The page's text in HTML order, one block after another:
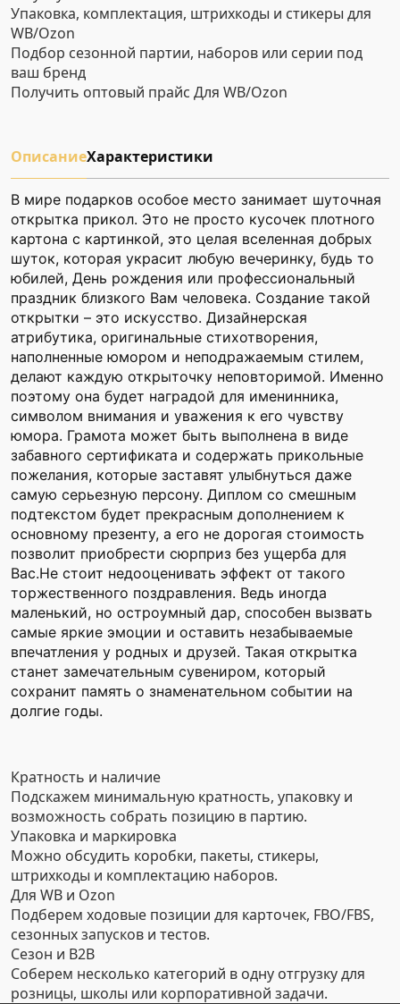
Упаковка, комплектация, штрихкоды и стикеры для
WB/Ozon
Подбор сезонной партии, наборов или серии под
ваш бренд
Получить оптовый прайс Для WB/Ozon
ОписаниеХарактеристики
В мире подарков особое место занимает шуточная
открытка прикол. Это не просто кусочек плотного
картона с картинкой, это целая вселенная добрых
шуток, которая украсит любую вечеринку, будь то
юбилей, День рождения или профессиональный
праздник близкого Вам человека. Создание такой
открытки – это искусство. Дизайнерская
атрибутика, оригинальные стихотворения,
наполненные юмором и неподражаемым стилем,
делают каждую открыточку неповторимой. Именно
поэтому она будет наградой для именинника,
символом внимания и уважения к его чувству
юмора. Грамота может быть выполнена в виде
забавного сертификата и содержать прикольные
пожелания, которые заставят улыбнуться даже
самую серьезную персону. Диплом со смешным
подтекстом будет прекрасным дополнением к
основному презенту, а его не дорогая стоимость
позволит приобрести сюрприз без ущерба для
Вас.Не стоит недооценивать эффект от такого
торжественного поздравления. Ведь иногда
маленький, но остроумный дар, способен вызвать
самые яркие эмоции и оставить незабываемые
впечатления у родных и друзей. Такая открытка
станет замечательным сувениром, который
сохранит память о знаменательном событии на
долгие годы.
Кратность и наличие
Подскажем минимальную кратность, упаковку и
возможность собрать позицию в партию.
Упаковка и маркировка
Можно обсудить коробки, пакеты, стикеры,
штрихкоды и комплектацию наборов.
Для WB и Ozon
Подберем ходовые позиции для карточек, FBO/FBS,
сезонных запусков и тестов.
Сезон и B2B
Соберем несколько категорий в одну отгрузку для
розницы, школы или корпоративной задачи.